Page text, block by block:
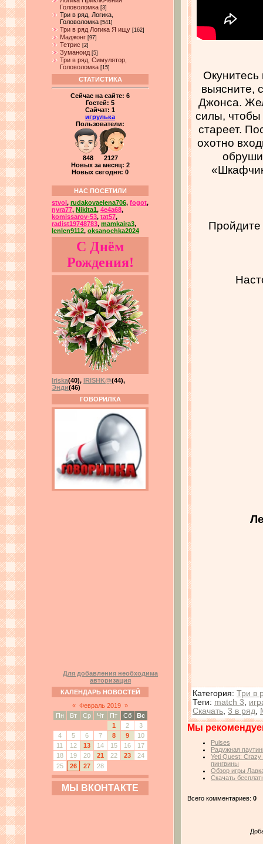
Головоломка [3]
Три в ряд, Логика,
Головоломка [541]
Три в ряд Логика Я ищу [162]
Маджонг [97]
Тетрис [2]
Зуманоид [5]
Три в ряд, Симулятор,
Головоломка [15]
СТАТИСТИКА
Сейчас на сайте: 6
Гостей: 5
Сайчат: 1
игрулька
Пользователи:
848 2127
Новых за месяц: 2
Новых сегодня: 0
НАС ПОСЕТИЛИ
stvol , rudakovaelena706, fogot,
nyra77, Nikita1, 4e4a68,
komissarov-53, tat57,
radist19748783, mamkaira3,
lenlen9112, oksanochka2024
С Днём
Рождения!
Iriska(40), IRISHK@(44),
Энди(46)
ГОВОРИЛКА
Для добавления необходима
авторизация
КАЛЕНДАРЬ НОВОСТЕЙ
« Февраль 2019 »
Пн
Вт Ср Чт Пт Сб
Вс
1
2
3
4
5 6 7 8 9
10
11
12 13 14 15 16
17
18
19 20 21 22 23
24
25
26 27 28
МЫ ВКОНТАКТЕ
выясните,
Джонса.
силы, чтобы
стареет.
охотно
Категория: Три в
Теги: match 3
Скачать 3 в ряд
Мы
Pulses
Радужная
Yeti Quest:
пингвины
Обзор игры
Скачать
Всего комментариев: 0